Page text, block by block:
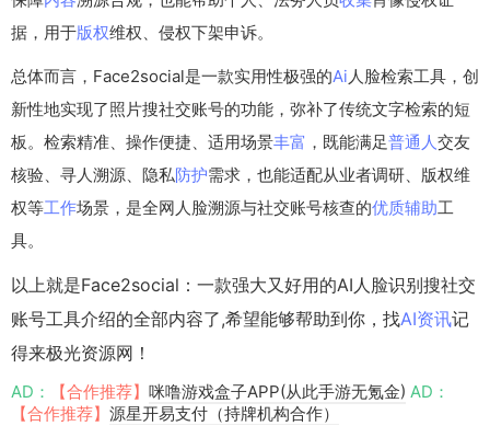
据，用于版权维权、侵权下架申诉。
总体而言，Face2social是一款实用性极强的Ai人脸检索工具，创
新性地实现了照片搜社交账号的功能，弥补了传统文字检索的短
板。检索精准、操作便捷、适用场景丰富 ，既能满足普通人交友
核验、寻人溯源、隐私防护需求，也能适配从业者调研、版权维
权等工作场景，是全网人脸溯源与社交账号核查的优质辅助工
具。
以上就是Face2social：一款强大又好用的AI人脸识别搜社交
账号工具介绍的全部内容了,希望能够帮助到你，找AI资讯记
得来极光资源网！
AD： 【合作推荐】 咪噜游戏盒子APP(从此手游无氪金) AD：
【合作推荐】 源星开易支付（持牌机构合作）